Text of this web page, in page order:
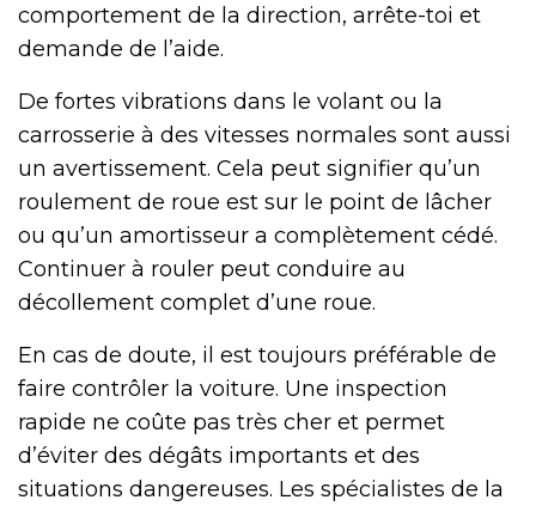
comportement de la direction, arrête-toi et
demande de l’aide.
De fortes vibrations dans le volant ou la
carrosserie à des vitesses normales sont aussi
un avertissement. Cela peut signifier qu’un
roulement de roue est sur le point de lâcher
ou qu’un amortisseur a complètement cédé.
Continuer à rouler peut conduire au
décollement complet d’une roue.
En cas de doute, il est toujours préférable de
faire contrôler la voiture. Une inspection
rapide ne coûte pas très cher et permet
d’éviter des dégâts importants et des
situations dangereuses. Les spécialistes de la